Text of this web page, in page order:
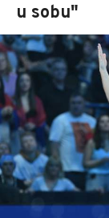
u sobu"